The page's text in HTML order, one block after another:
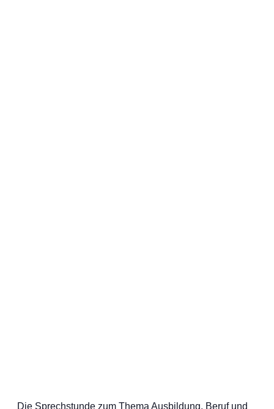
Die Sprechstunde zum Thema Ausbildung, Beruf und